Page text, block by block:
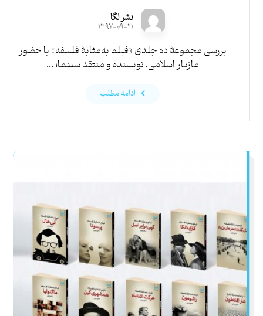
نشر لگا
۱۳۹۷-۰۹-۲۱
بررسی مجموعۀ ده جلدی «فیلم به‌مثابۀ فلسفه» با حضور
مازیار اسلامی، نویسنده و منتقد سینما؛ ...
ادامه مطلب